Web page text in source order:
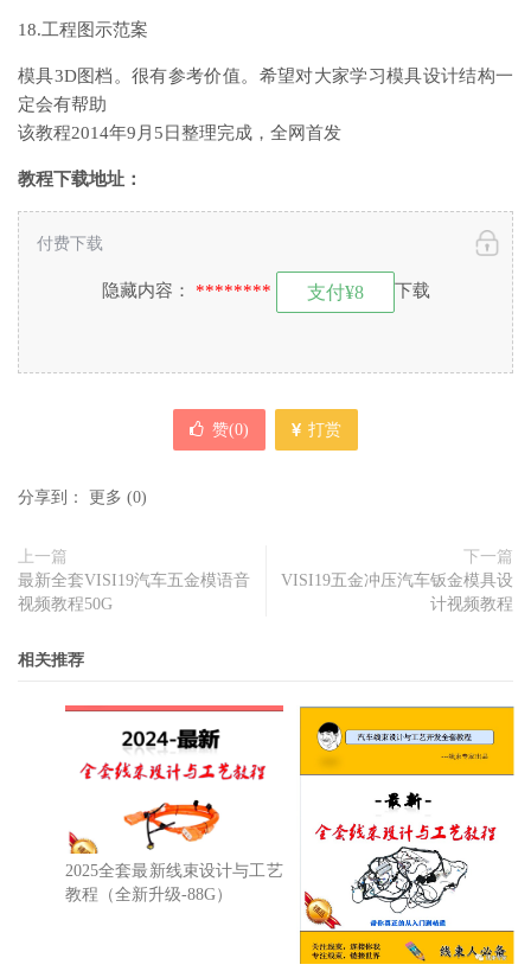
18.工程图示范案
模具3D图档。很有参考价值。希望对大家学习模具设计结构一
定会有帮助
该教程2014年9月5日整理完成，全网首发
教程下载地址：
隐藏内容： ******** 支付¥8 下载
付费下载
赞(0) 打赏
分享到： 更多 (0)
上一篇
最新全套VISI19汽车五金模语音
视频教程50G
下一篇
VISI19五金冲压汽车钣金模具设
计视频教程
相关推荐
2025全套最新线束设计与工艺
教程（全新升级-88G）